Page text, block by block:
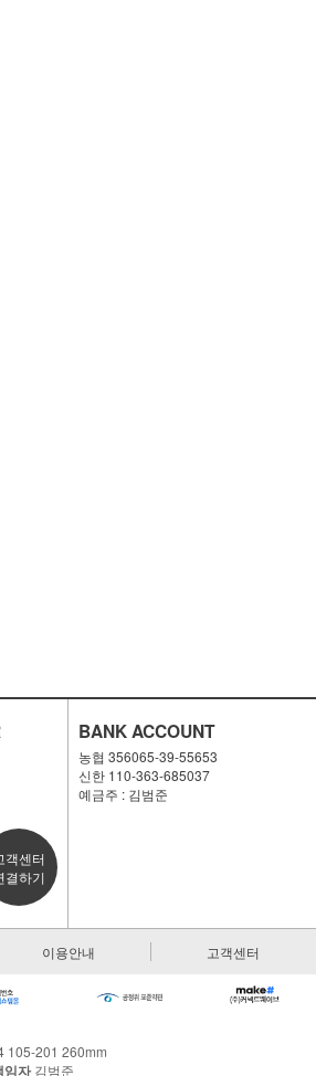
객센터
결하기
BANK ACCOUNT
농협 356065-39-55653
신한 110-363-685037
예금주 : 김범준
이용안내 고객센터
105-201 260mm
임자김범준